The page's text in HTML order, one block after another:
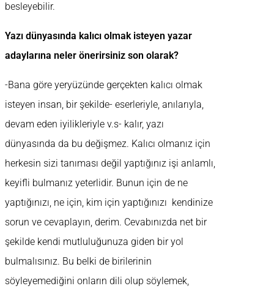
besleyebilir.
Yazı dünyasında kalıcı olmak isteyen yazar
adaylarına neler önerirsiniz son olarak?
-Bana göre yeryüzünde gerçekten kalıcı olmak
isteyen insan, bir şekilde- eserleriyle, anılarıyla,
devam eden iyilikleriyle v.s- kalır, yazı
dünyasında da bu değişmez. Kalıcı olmanız için
herkesin sizi tanıması değil yaptığınız işi anlamlı,
keyifli bulmanız yeterlidir. Bunun için de ne
yaptığınızı, ne için, kim için yaptığınızı kendinize
sorun ve cevaplayın, derim. Cevabınızda net bir
şekilde kendi mutluluğunuza giden bir yol
bulmalısınız. Bu belki de birilerinin
söyleyemediğini onların dili olup söylemek,